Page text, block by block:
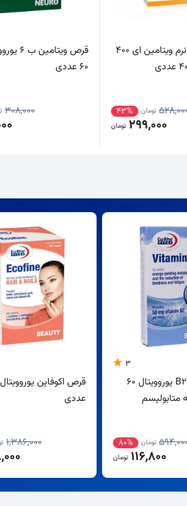
کپسول ژلاتینی نرم ویتامین ای 400
تومان 43%
299,000 تومان
قرص
60 عددی
308,000
3
قرص ویتامین B2 یوروویتال 60
تومان 80%
116,800 تومان
عددی
1,386,000